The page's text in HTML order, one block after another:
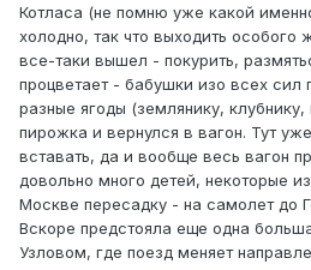
Котласа (не помню уже какой
холодно, так что выходить особого
все-таки вышел - покурить,
процветает - бабушки изо всех сил
разные ягоды (землянику,
пирожка и вернулся в вагон. Тут
вставать, да и вообще весь вагон
довольно много детей, некоторые
Москве пересадку - на самолет до
Вскоре предстояла еще одна
Узловом, где поезд меняет